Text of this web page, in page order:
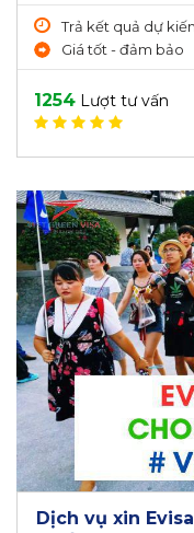
Trả kết quả dự
Giá tốt - đảm bảo
1254 Lượt tư vấn
Dịch vụ xin